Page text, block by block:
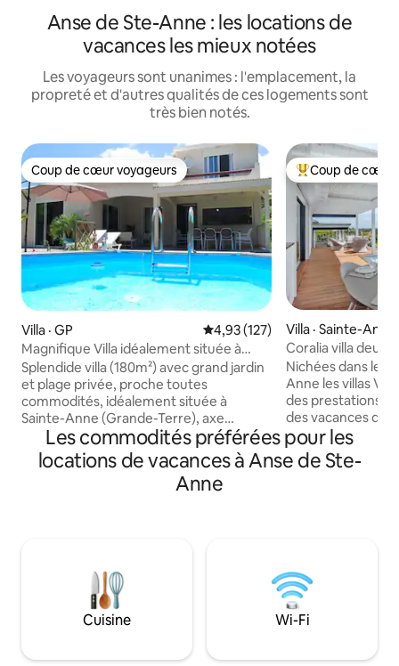
Anse de Ste-Anne : les locations de
vacances les mieux notées
Les voyageurs sont unanimes : l'emplacement, la
propreté et d'autres qualités de ces logements sont
très bien notés.
Coup de cœur voyageurs
Coup de cœur voyageurs
Villa · GP Note moyenne de 4,93 sur 5,
4,93 (127)
Magnifique Villa idéalement située à
Sainte-Anne
Splendide villa (180m²) avec grand jardin
et plage privée, proche toutes
commodités, idéalement située à
Sainte-Anne (Grande-Terre), axe
convergent d’activités nautiques et
touristiques (marché, village artisanal,
gare maritime, Kytesurf). Parfaite pour
séjour familial ou entre amis, 8-10
au plaisir des jeunes enfants comme des
Coup de cœur
Coup de cœur
Villa · Sainte-Anne
Coralia villa deux
piscine
Nichées dans les
Anne les villas
des prestations
des vacances de
composée de
salles d'eau
américaine
des plus belles
Les commodités préférées pour les
locations de vacances à Anse de Ste-
Anne
Cuisine Wi-Fi